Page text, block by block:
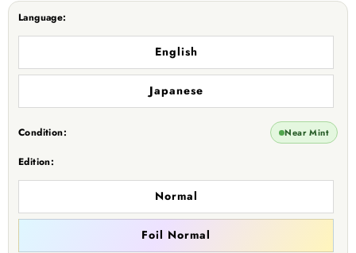
Language:
English
Japanese
Condition: Near Mint
Edition:
Normal
Foil Normal